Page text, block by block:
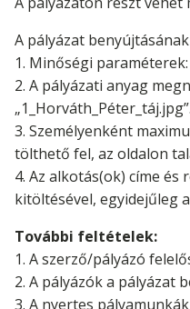
A pályázat
1. Minőségi
2. A pályázati anyag
„1_Horváth_Péter_táj.jpg”.
3. Személyenként
tölthető fel, az oldalon
4. Az alkotás(ok) címe és
kitöltésével, egyidejűleg
További feltételek:
1. A szerző/pályázó
2. A pályázók a pályázat
3. A nyertes